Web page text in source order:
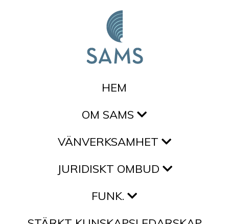
HEM
OM SAMS
VÄNVERKSAMHET
JURIDISKT OMBUD
FUNK.